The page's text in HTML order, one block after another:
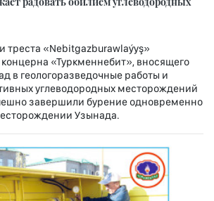
треста «Nebitgazburawlaýyş»
концерна «Туркменнебит», вносящего
в геологоразведочные работы и
углеводородных месторождений
завершили бурение одновременно
Узынада.